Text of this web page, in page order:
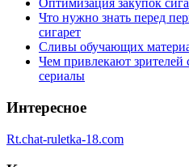
Оптимизация закупок
Что нужно знать перед
сигарет
Сливы обучающих
Чем привлекают зрителей
сериалы
Интересное
Rt.chat-ruletka-18.com